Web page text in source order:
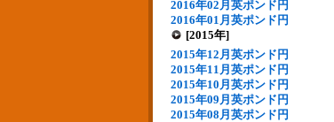
2016年02月英ポンド円
2016年01月英ポンド円
[2015年]
2015年12月英ポンド円
2015年11月英ポンド円
2015年10月英ポンド円
2015年09月英ポンド円
2015年08月英ポンド円